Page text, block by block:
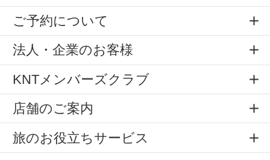
ご予約について
法人・企業のお客様
KNTメンバーズクラブ
店舗のご案内
旅のお役立ちサービス